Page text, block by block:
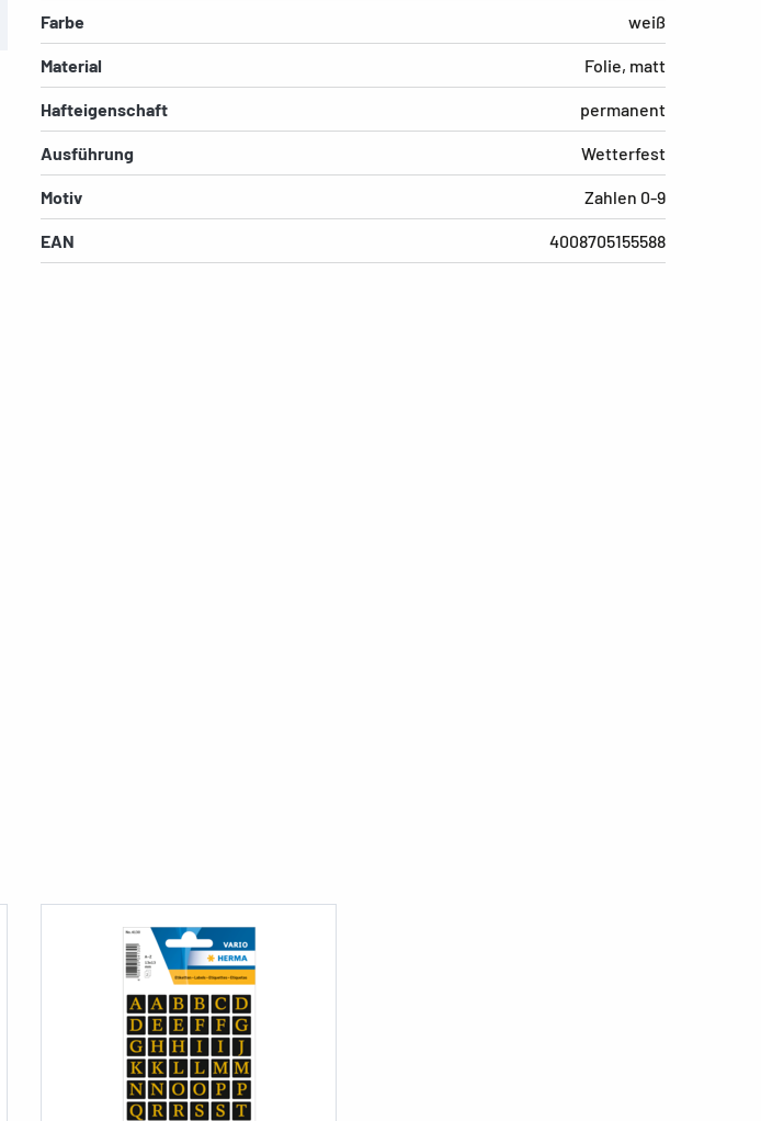
Farbe weiß
Material Folie, matt
Hafteigenschaft permanent
Ausführung Wetterfest
Motiv Zahlen 0-9
EAN 4008705155588